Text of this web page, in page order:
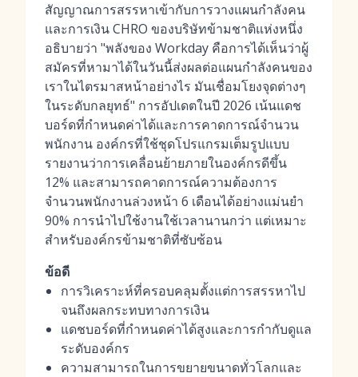
สัญญาณการสรรหาเข้ากับการวางแผนกำลังคน
และการเงิน CHRO ของบริษัทข้ามชาติแห่งหนึ่ง
อธิบายว่า "พลังของ Workday คือการได้เห็นว่าผู้
สมัครที่หามาได้ในวันนี้ส่งผลต่อแผนกำลังคนของ
เราในไตรมาสหน้าอย่างไร มันเชื่อมโยงจุดต่างๆ
ในระดับกลยุทธ์" การอัปเดตในปี 2026 เน้นแดช
บอร์ดที่กำหนดค่าได้และการคาดการณ์จำนวน
พนักงาน องค์กรที่ใช้ชุดโปรแกรมเต็มรูปแบบ
รายงานว่าการเคลื่อนย้ายภายในองค์กรดีขึ้น
12% และสามารถคาดการณ์ความต้องการ
จำนวนพนักงานล่วงหน้า 6 เดือนได้อย่างแม่นยำ
90% การนำไปใช้งานใช้เวลานานกว่า แต่เหมาะ
สำหรับองค์กรข้ามชาติที่ซับซ้อน
ข้อดี
การวิเคราะห์ที่ครอบคลุมตั้งแต่การสรรหาไป
จนถึงผลกระทบทางการเงิน
แดชบอร์ดที่กำหนดค่าได้สูงและการกำกับดูแล
ระดับองค์กร
ความสามารถในการขยายขนาดทั่วโลกและ